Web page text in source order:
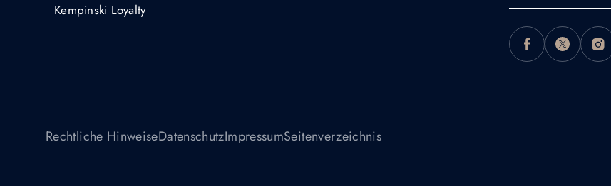
Kempinski Loyalty
Rechtliche HinweiseDatenschutzImpressumSeitenverzeichnis